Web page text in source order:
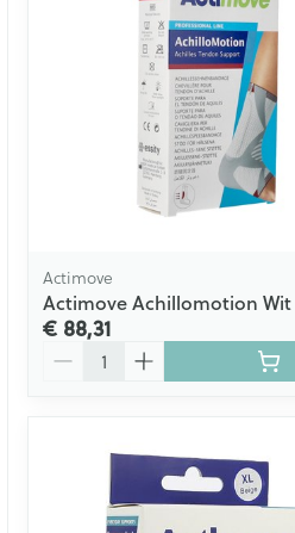
Actimove
Actimove Achillomotion Wit
€ 88,31